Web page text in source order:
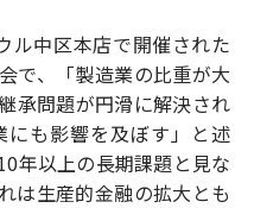
ル中区本店で開催された
で、「製造業の比重が大
承問題が円滑に解決され
も影響を及ぼす」と述
年以上の長期課題と見な
は生産的金融の拡大とも